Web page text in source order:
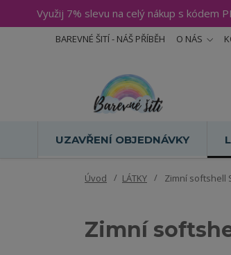
Využij 7% slevu na celý nákup s kódem
BAREVNÉ ŠITÍ - NÁŠ PŘÍBĚH O NÁS
UZAVŘENÍ OBJEDNÁVKY
Úvod LÁTKY Zimní softshell
Zimní